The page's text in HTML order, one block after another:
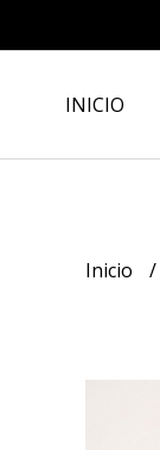
INICIO
Inicio